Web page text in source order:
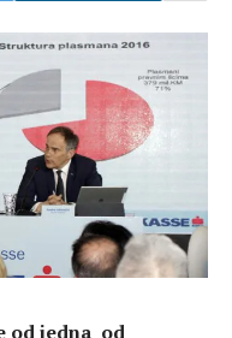
od jedna od